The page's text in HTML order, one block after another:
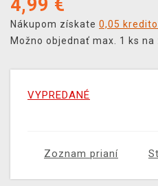
4,99 €
Nákupom získate 0,05
Možno objednať max. 1 ks na
VYPREDANÉ
Zoznam prianí